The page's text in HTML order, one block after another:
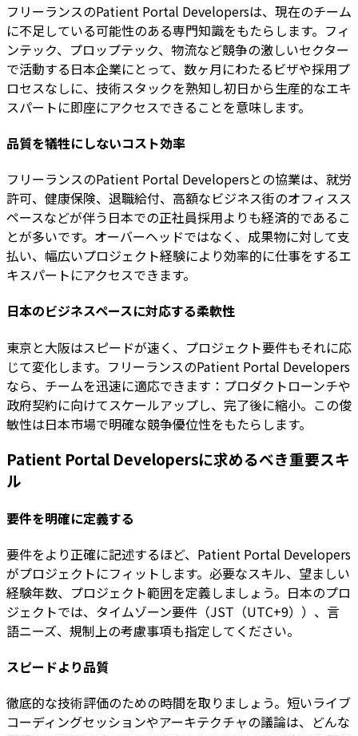
フリーランスのPatient Portal Developersは、現在のチーム
に不足している可能性のある専門知識をもたらします。フィ
ンテック、プロップテック、物流など競争の激しいセクター
で活動する日本企業にとって、数ヶ月にわたるビザや採用プ
ロセスなしに、技術スタックを熟知し初日から生産的なエキ
スパートに即座にアクセスできることを意味します。
品質を犠牲にしないコスト効率
フリーランスのPatient Portal Developersとの協業は、就労
許可、健康保険、退職給付、高額なビジネス街のオフィスス
ペースなどが伴う日本での正社員採用よりも経済的であるこ
とが多いです。オーバーヘッドではなく、成果物に対して支
払い、幅広いプロジェクト経験により効率的に仕事をするエ
キスパートにアクセスできます。
日本のビジネスペースに対応する柔軟性
東京と大阪はスピードが速く、プロジェクト要件もそれに応
じて変化します。フリーランスのPatient Portal Developers
なら、チームを迅速に適応できます：プロダクトローンチや
政府契約に向けてスケールアップし、完了後に縮小。この俊
敏性は日本市場で明確な競争優位性をもたらします。
Patient Portal Developersに求めるべき重要スキ
ル
要件を明確に定義する
要件をより正確に記述するほど、Patient Portal Developers
がプロジェクトにフィットします。必要なスキル、望ましい
経験年数、プロジェクト範囲を定義しましょう。日本のプロ
ジェクトでは、タイムゾーン要件（JST（UTC+9））、言
語ニーズ、規制上の考慮事項も指定してください。
スピードより品質
徹底的な技術評価のための時間を取りましょう。短いライブ
コーディングセッションやアーキテクチャの議論は、どんな